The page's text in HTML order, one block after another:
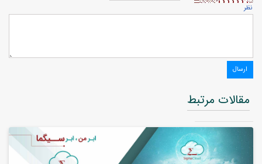
نظر
مقالات مرتبط